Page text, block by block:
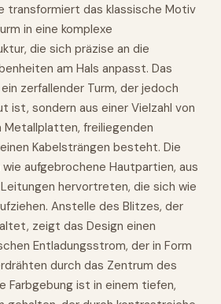
transformiert das klassische Motiv
in eine komplexe
die sich präzise an die
am Hals anpasst. Das
zerfallender Turm, der jedoch
ist, sondern aus einer Vielzahl von
Metallplatten, freiliegenden
Kabelsträngen besteht. Die
wie aufgebrochene Hautpartien, aus
hervortreten, die sich wie
Anstelle des Blitzes, der
zeigt das Design einen
Entladungsstrom, der in Form
durch das Zentrum des
Farbgebung ist in einem tiefen,